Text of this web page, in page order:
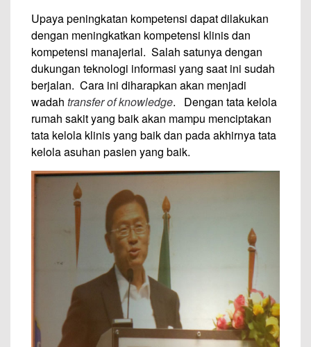
Upaya peningkatan kompetensi dapat dilakukan
dengan meningkatkan kompetensi klinis dan
kompetensi manajerial. Salah satunya dengan
dukungan teknologi informasi yang saat ini sudah
berjalan. Cara ini diharapkan akan menjadi
wadah transfer of knowledge. Dengan tata kelola
rumah sakit yang baik akan mampu menciptakan
tata kelola klinis yang baik dan pada akhirnya tata
kelola asuhan pasien yang baik.